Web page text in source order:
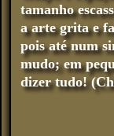
tamanho
a arte grita e
pois até num
mudo; em
dizer tudo!